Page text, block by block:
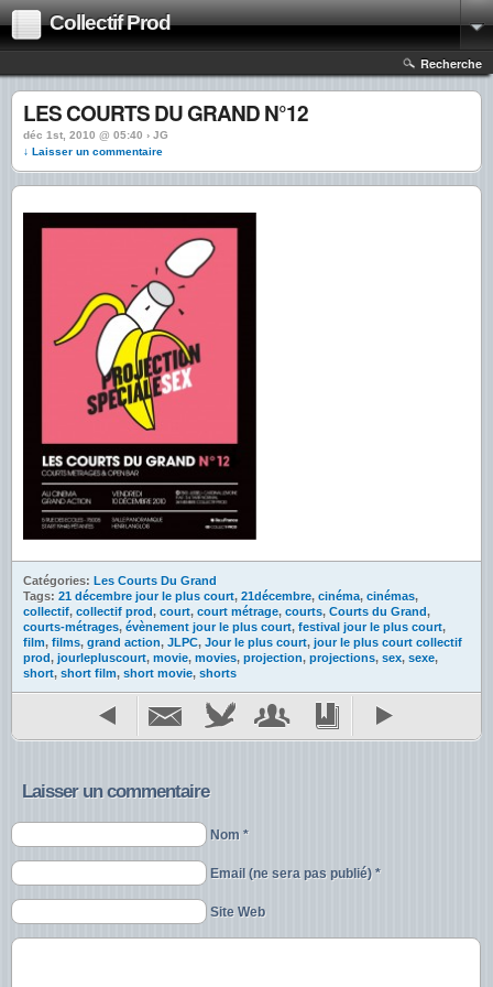
Collectif Prod
Recherche
LES COURTS DU GRAND N°12
déc 1st, 2010 @ 05:40 › JG
↓ Laisser un commentaire
Catégories: Les Courts Du Grand
Tags: 21 décembre jour le plus court, 21décembre, cinéma, cinémas,
collectif, collectif prod, court, court métrage, courts, Courts du Grand,
courts-métrages, évènement jour le plus court, festival jour le plus court,
film, films, grand action, JLPC, Jour le plus court, jour le plus court collectif
prod, jourlepluscourt, movie, movies, projection, projections, sex, sexe,
short, short film, short movie, shorts
Laisser un commentaire
Nom *
Email (ne sera pas publié) *
Site Web